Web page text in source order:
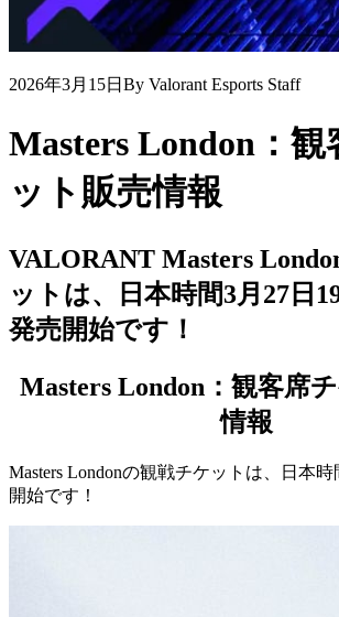
2026年3月15日 By Valorant Esports Staff
Masters London：観
ット販売情報
VALORANT Masters
ットは、日本時間3月27日
発売開始です！
Masters London：観客席
情報
Masters Londonの観戦チケットは、日本
開始です！